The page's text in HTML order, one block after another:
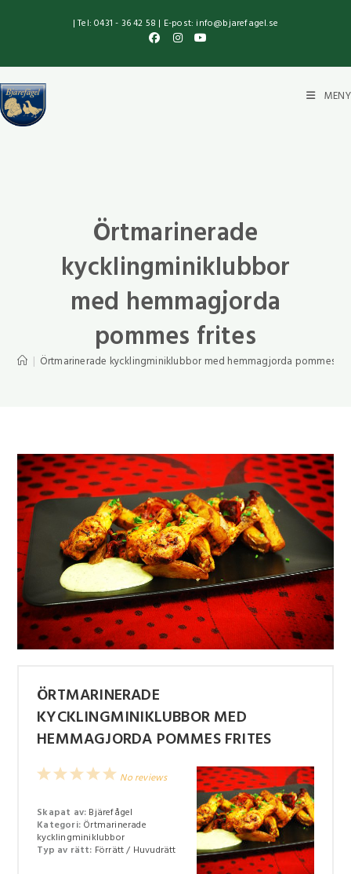
| Tel: 0431 - 36 42 58 | E-post: info@bjarefagel.se
MENY
Örtmarinerade
kycklingminiklubbor
med hemmagjorda
pommes frites
| Örtmarinerade kycklingminiklubbor med hemmagjorda pommes
ÖRTMARINERADE
KYCKLINGMINIKLUBBOR MED
HEMMAGJORDA POMMES FRITES
5
4
3
2
1
No reviews
Skapat av: Bjärefågel
Kategori: Örtmarinerade
kycklingminiklubbor
Typ av rätt: Förrätt / Huvudrätt